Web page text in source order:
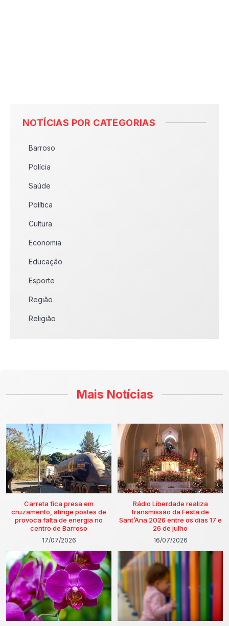
NOTÍCIAS POR CATEGORIAS
Barroso
Polícia
Saúde
Política
Cultura
Economia
Educação
Esporte
Região
Religião
Mais Notícias
Carreta fica presa em
cruzamento, atinge postes de
provoca falta de energia no
centro de Barroso
17/07/2026
Rádio Liberdade realiza
transmissão da Festa de
Sant’Ana 2026 entre os dias 17 e
26 de julho
16/07/2026